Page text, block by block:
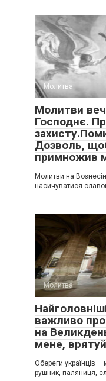
Молитва
Молитви
Господнє.
Дозволь,
примножив
Молитви на
насичуватися
Молитва
важливо
на
мене,
Обереги українців
рушник, паляниця,